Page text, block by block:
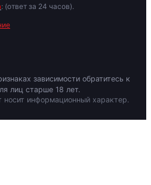
: (ответ за 24 часов).
зависимости обратитесь к
лиц старше 18 лет.
носит информационный характер.